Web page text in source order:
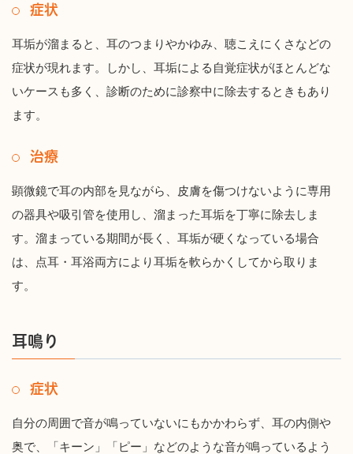
症状
耳垢が溜まると、耳のつまりやかゆみ、聴こえにくさなどの
症状が現れます。しかし、耳垢による自覚症状がほとんどな
いケースも多く、診断のために診察中に除去するときもあり
ます。
治療
顕微鏡で耳の内部を見ながら、皮膚を傷つけないように専用
の器具や吸引管を使用し、溜まった耳垢を丁寧に除去しま
す。溜まっている期間が長く、耳垢が硬くなっている場合
は、点耳・耳浴両方により耳垢を軟らかくしてから取りま
す。
耳鳴り
症状
自分の周囲で音が鳴っていないにもかかわらず、耳の内側や
奥で、「キーン」「ピー」などのような音が鳴っているよう